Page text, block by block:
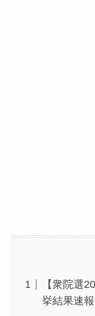
【衆院選
挙結果速報